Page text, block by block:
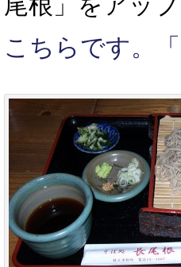
こちらです。